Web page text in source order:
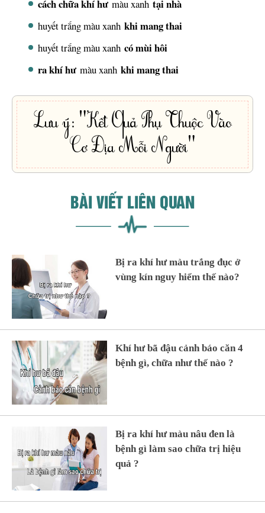
cách chữa khí hư màu xanhtại nhà
huyết trắng màu xanhkhi mang thai
huyết trắng màu xanhcó mùi hôi
ra khí hư màu xanhkhi mang thai
Lưu ý: "Kết Quả Phụ Thuộc Vào
Cơ Địa Mỗi Người"
BÀI VIẾT LIÊN QUAN
Bị ra khí hư màu trắng đục ở
vùng kín nguy hiểm thế nào?
Khí hư bã đậu cảnh báo căn 4
bệnh gì, chữa như thế nào ?
Bị ra khí hư màu nâu đen là
bệnh gì làm sao chữa trị hiệu
quả ?